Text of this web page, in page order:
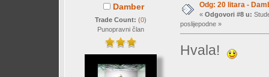
Damber
Trade Count: (0)
Punopravni član
Odg: 20 litara -
« Odgovori #8 u:
poslijepodne »
Hvala!